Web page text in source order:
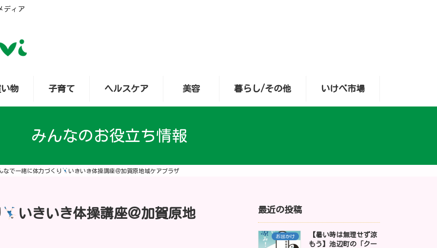
ディア
物 子育て ヘルスケア 美容 暮らし/その他 いけべ市場
みんなのお役立ち情報
なで一緒に体力づくり いきいき体操講座＠加賀原地域ケアプラザ
いきいき体操講座＠加賀原地 最近の投稿
お出かけ
【暑い時は無理せず涼
もう】池辺町の「クー